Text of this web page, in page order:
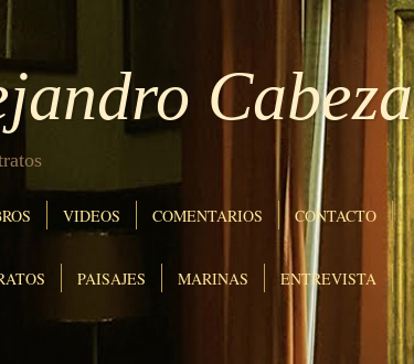
Cabeza
VIDEOS COMENTARIOS CONTACTO
PAISAJES MARINAS ENTREVISTA